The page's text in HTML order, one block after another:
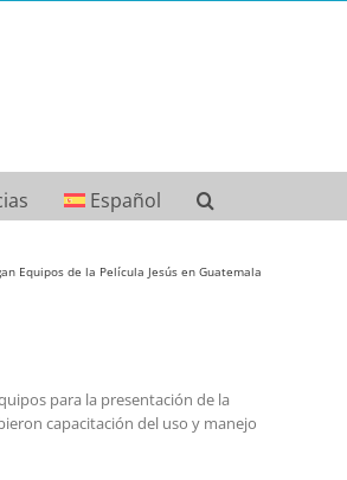
Español
Equipos de la Película Jesús en Guatemala
para la presentación de la
capacitación del uso y manejo